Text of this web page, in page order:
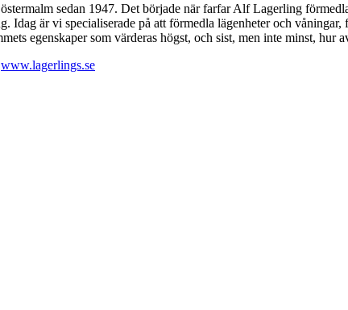
sedan 1947. Det började när farfar Alf Lagerling
Idag är vi specialiserade på att förmedla lägenheter och
egenskaper som värderas högst, och sist, men inte minst,
www.lagerlings.se